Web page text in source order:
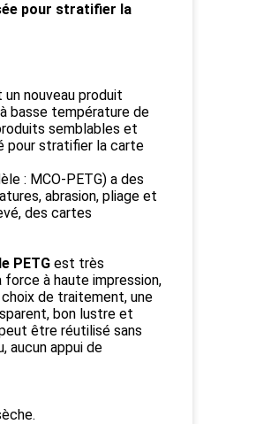
pour stratifier la
un nouveau produit
basse température de
semblables et
pour stratifier la carte
: MCO-PETG) a des
abrasion, pliage et
des cartes
PETG est très
à haute impression,
de traitement, une
bon lustre et
être réutilisé sans
aucun appui de